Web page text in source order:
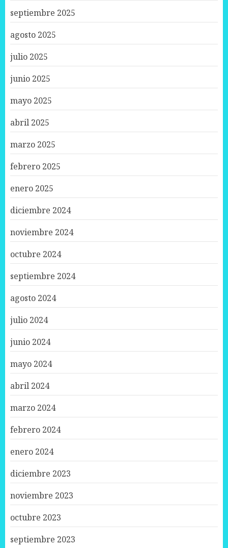
septiembre 2025
agosto 2025
julio 2025
junio 2025
mayo 2025
abril 2025
marzo 2025
febrero 2025
enero 2025
diciembre 2024
noviembre 2024
octubre 2024
septiembre 2024
agosto 2024
julio 2024
junio 2024
mayo 2024
abril 2024
marzo 2024
febrero 2024
enero 2024
diciembre 2023
noviembre 2023
octubre 2023
septiembre 2023